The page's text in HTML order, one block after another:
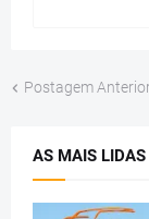
Postagem
AS MAIS